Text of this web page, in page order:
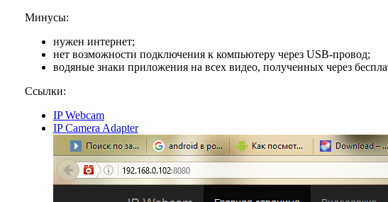
Минусы:
нужен интернет;
нет возможности подключения к компьютеру через USB-провод;
водяные знаки приложения на всех видео, полученных через
Ссылки:
IP Webcam
IP Camera Adapter